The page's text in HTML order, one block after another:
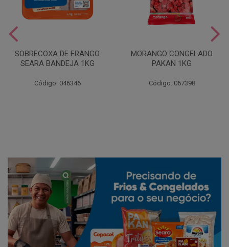
SOBRECOXA DE FRANGO
SEARA BANDEJA 1KG
Código: 046346
MORANGO CONGELADO
PAKAN 1KG
Código: 067398